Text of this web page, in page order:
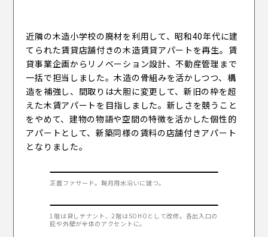
運営会社 株式会社ENN
プライバシーポリシー
近隣の木造小学校の廃材を利用して、昭和40年代に建
てられた賃貸店舗付きの木造賃貸アパートを再生。賃
貸事業企画からリノベーション設計、不動産管理まで
一括で担当しました。木造の骨組みを活かしつつ、構
造を補強し、間取りは大胆に変更して、新旧の枠を超
えた木賃アパートを目指しました。新しさを競うこと
をやめて、建物の物語や空間の特徴を活かした個性的
アパートとして、新築同様の賃料の店舗付きアパート
となりました。
正面ファサード。鞍月用水沿いに建つ。
1階は貸しテナント、2階はSOHOとして改修。各出入口の
庇や外壁が全体のアクセントに。